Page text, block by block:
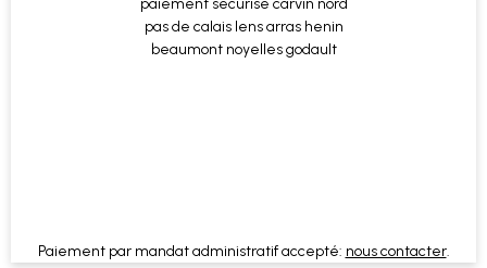
Paiement par mandat administratif accepté: nous contacter.